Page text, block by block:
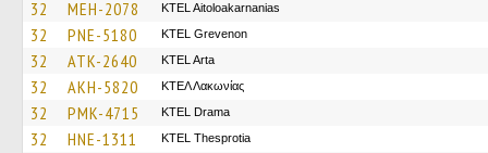
32 MEH-2078 KTEL Aitoloakarnanias
32 PNE-5180 ΚΤΕL Grevenon
32 ATK-2640 KTEL Arta
32 AKH-5820 ΚΤΕΛ Λακωνίας
32 PMK-4715 KTEL Drama
32 HNE-1311 KTEL Thesprotia